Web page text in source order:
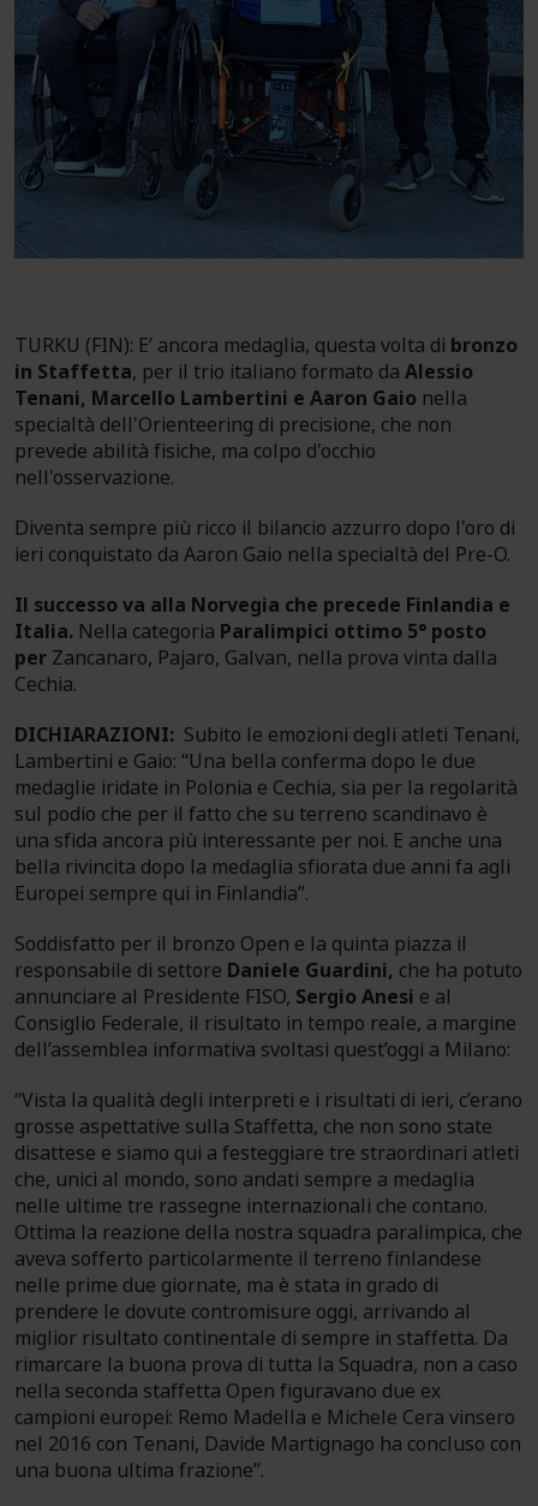
TURKU (FIN): E’ ancora medaglia, questa volta di bronzo
in Staffetta, per il trio italiano formato da Alessio
Tenani, Marcello Lambertini e Aaron Gaio nella
specialtà dell'Orienteering di precisione, che non
prevede abilità fisiche, ma colpo d'occhio
nell'osservazione.
Diventa sempre più ricco il bilancio azzurro dopo l'oro di
ieri conquistato da Aaron Gaio nella specialtà del Pre-O.
Il successo va alla Norvegia che precede Finlandia e
Italia. Nella categoria Paralimpici ottimo 5° posto
per Zancanaro, Pajaro, Galvan, nella prova vinta dalla
Cechia.
DICHIARAZIONI: Subito le emozioni degli atleti Tenani,
Lambertini e Gaio: “Una bella conferma dopo le due
medaglie iridate in Polonia e Cechia, sia per la regolarità
sul podio che per il fatto che su terreno scandinavo è
una sfida ancora più interessante per noi. E anche una
bella rivincita dopo la medaglia sfiorata due anni fa agli
Europei sempre qui in Finlandia”.
Soddisfatto per il bronzo Open e la quinta piazza il
responsabile di settore Daniele Guardini, che ha potuto
annunciare al Presidente FISO, Sergio Anesi e al
Consiglio Federale, il risultato in tempo reale, a margine
dell’assemblea informativa svoltasi quest’oggi a Milano:
“Vista la qualità degli interpreti e i risultati di ieri, c’erano
grosse aspettative sulla Staffetta, che non sono state
disattese e siamo qui a festeggiare tre straordinari atleti
che, unici al mondo, sono andati sempre a medaglia
nelle ultime tre rassegne internazionali che contano.
Ottima la reazione della nostra squadra paralimpica, che
aveva sofferto particolarmente il terreno finlandese
nelle prime due giornate, ma è stata in grado di
prendere le dovute contromisure oggi, arrivando al
miglior risultato continentale di sempre in staffetta. Da
rimarcare la buona prova di tutta la Squadra, non a caso
nella seconda staffetta Open figuravano due ex
campioni europei: Remo Madella e Michele Cera vinsero
nel 2016 con Tenani, Davide Martignago ha concluso con
una buona ultima frazione”.